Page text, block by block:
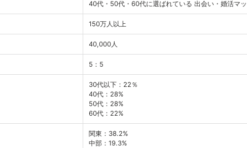
40代・50代・60代に選ばれている 出会い・婚活マ
150万人以上
40,000人
5：5
30代以下：22％
40代：28%
50代：28%
60代：22%
関東：38.2%
中部：19.3%